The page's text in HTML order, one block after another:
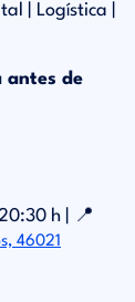
| Logística |
antes de
h | 📍
46021